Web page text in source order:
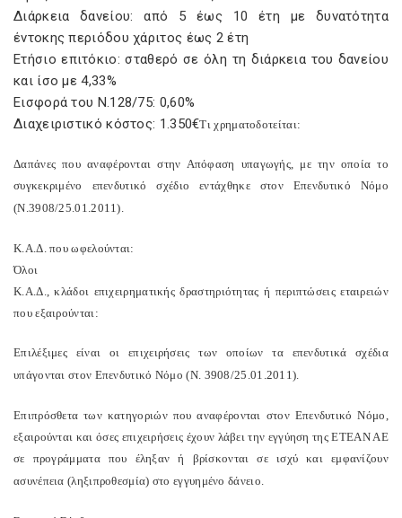
Διάρκεια δανείου: από 5 έως 10 έτη με δυνατότητα
έντοκης περιόδου χάριτος έως 2 έτη
Ετήσιο επιτόκιο: σταθερό σε όλη τη διάρκεια του δανείου
και ίσο με 4,33%
Εισφορά του Ν.128/75: 0,60%
Διαχειριστικό κόστος: 1.350€Τι χρηματοδοτείται:
Δαπάνες που αναφέρονται στην Απόφαση υπαγωγής, με την οποία το
συγκεκριμένο επενδυτικό σχέδιο εντάχθηκε στον Επενδυτικό Νόμο
(Ν.3908/25.01.2011).
Κ.Α.Δ. που ωφελούνται:
Όλοι
Κ.Α.Δ., κλάδοι επιχειρηματικής δραστηριότητας ή περιπτώσεις εταιρειών
που εξαιρούνται:
Επιλέξιμες είναι οι επιχειρήσεις των οποίων τα επενδυτικά σχέδια
υπάγονται στον Επενδυτικό Νόμο (Ν. 3908/25.01.2011).
Επιπρόσθετα των κατηγοριών που αναφέρονται στον Επενδυτικό Νόμο,
εξαιρούνται και όσες επιχειρήσεις έχουν λάβει την εγγύηση της ΕΤΕΑΝ ΑΕ
σε προγράμματα που έληξαν ή βρίσκονται σε ισχύ και εμφανίζουν
ασυνέπεια (ληξιπροθεσμία) στο εγγυημένο δάνειο.